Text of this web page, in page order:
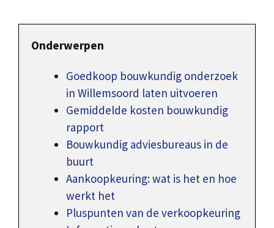
Onderwerpen
Goedkoop bouwkundig onderzoek
in Willemsoord laten uitvoeren
Gemiddelde kosten bouwkundig
rapport
Bouwkundig adviesbureaus in de
buurt
Aankoopkeuring: wat is het en hoe
werkt het
Pluspunten van de verkoopkeuring